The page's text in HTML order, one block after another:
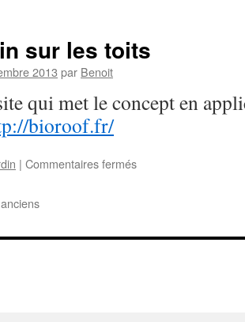
sur les toits
2013 par Benoit
qui met le concept en
bioroof.fr/
| Commentaires ferméssur
toits